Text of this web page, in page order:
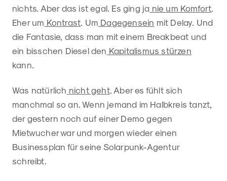
nichts. Aber das ist egal. Es ging ja nie um Komfort
Eher um Kontrast . Um Dagegensein mit Delay. Und
die Fantasie, dass man mit einem Breakbeat und
ein bisschen Diesel den Kapitalismus stürzen
kann.
Was natürlich nicht geht. Aber es fühlt sich
manchmal so an. Wenn jemand im Halbkreis tanzt,
der gestern noch auf einer Demo gegen
Mietwucher war und morgen wieder einen
Businessplan für seine Solarpunk-Agentur
schreibt.